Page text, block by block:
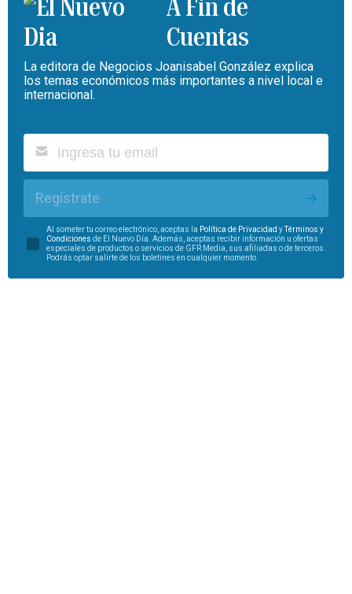
A Fin de
Cuentas
La editora de Negocios Joanisabel González explica
los temas económicos más importantes a nivel local e
internacional.
Regístrate
Al someter tu correo electrónico, aceptas la Política de Privacidad yTérminos y
Condiciones de El Nuevo Día. Además, aceptas recibir información u ofertas
especiales de productos o servicios de GFR Media, sus afiliadas o de terceros.
Podrás optar salirte de los boletines en cualquier momento.